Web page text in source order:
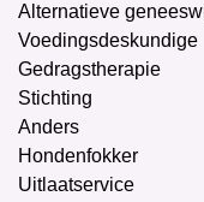
Alternatieve
Voedingsdeskundige
Gedragstherapie
Stichting
Anders
Hondenfokker
Uitlaatservice